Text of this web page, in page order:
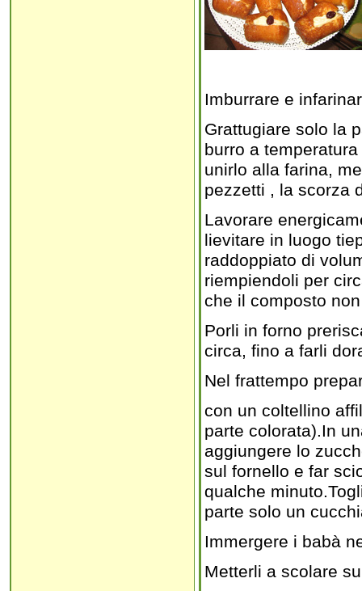
Imburrare e
Grattugiare solo la
burro a
unirlo alla farina,
pezzetti , la scorza
Lavorare
lievitare in luogo
raddoppiato di
riempiendoli per
che il composto
Porli in forno
circa, fino a farli
Nel frattempo
con un coltellino
parte colorata).In
aggiungere lo
sul fornello e far
qualche
parte solo un
Immergere i babà
Metterli a scolare